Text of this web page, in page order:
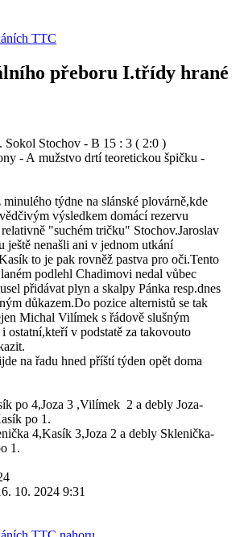
TTC
přeboru I.třídy hrané
Sokol Stochov - B 15 : 3 ( 2:0 )
- A mužstvo drtí teoretickou špičku -
týdne na slánské plovárně,kde
výsledkem domácí rezervu
"suchém tričku" Stochov.Jaroslav
ještě nenašli ani v jednom utkání
to je pak rovněž pastva pro oči.Tento
podlehl Chadimovi nedal vůbec
přidávat plyn a skalpy Pánka resp.dnes
důkazem.Do pozice alternistů se tak
Michal Vilímek s řádově slušným
ostatní,kteří v podstatě za takovouto
na řadu hned příští týden opět doma
po 4,Joza 3 ,Vilímek 2 a debly Joza-
po 1.
4,Kasík 3,Joza 2 a debly Sklenička-
1.
10. 2024 9:31